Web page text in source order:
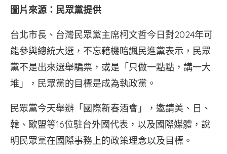
圖片來源：民眾黨提供
台北市長、台灣民眾黨主席柯文哲今日對2024年可
能參與總統大選，不忘藉機暗諷民進黨表示，民眾
黨不是出來選舉騙票，或是「只做一點點，講一大
堆」，民眾黨的目標是成為執政黨。
民眾黨今天舉辦「國際新春酒會」，邀請美、日、
韓、歐盟等16位駐台外國代表，以及國際媒體，說
明民眾黨在國際事務上的政策理念以及目標。